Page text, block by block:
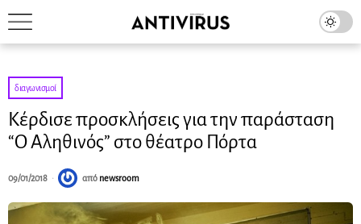
διαγωνισμοί
Κέρδισε προσκλήσεις για την παράσταση
“Ο Αληθινός” στο θέατρο Πόρτα
09/01/2018 από newsroom